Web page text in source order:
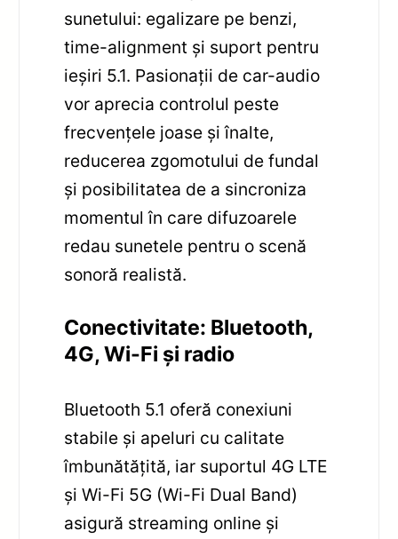
sunetului: egalizare pe benzi,
time-alignment și suport pentru
ieșiri 5.1. Pasionații de car-audio
vor aprecia controlul peste
frecvențele joase și înalte,
reducerea zgomotului de fundal
și posibilitatea de a sincroniza
momentul în care difuzoarele
redau sunetele pentru o scenă
sonoră realistă.
Conectivitate: Bluetooth,
4G, Wi-Fi și radio
Bluetooth 5.1 oferă conexiuni
stabile și apeluri cu calitate
îmbunătățită, iar suportul 4G LTE
și Wi-Fi 5G (Wi-Fi Dual Band)
asigură streaming online și